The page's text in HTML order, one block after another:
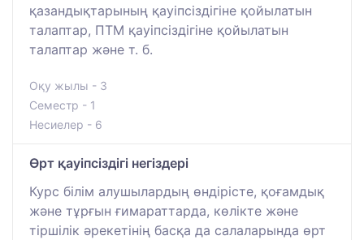
қазандықтарының қауіпсіздігіне қойылатын
талаптар, ПТМ қауіпсіздігіне қойылатын
талаптар және т. б.
Оқу жылы - 3
Семестр - 1
Несиелер - 6
Өрт қауіпсіздігі негіздері
Курс білім алушылардың өндірісте, қоғамдық
және тұрғын ғимараттарда, көлікте және
тіршілік әрекетінің басқа да салаларында өрт